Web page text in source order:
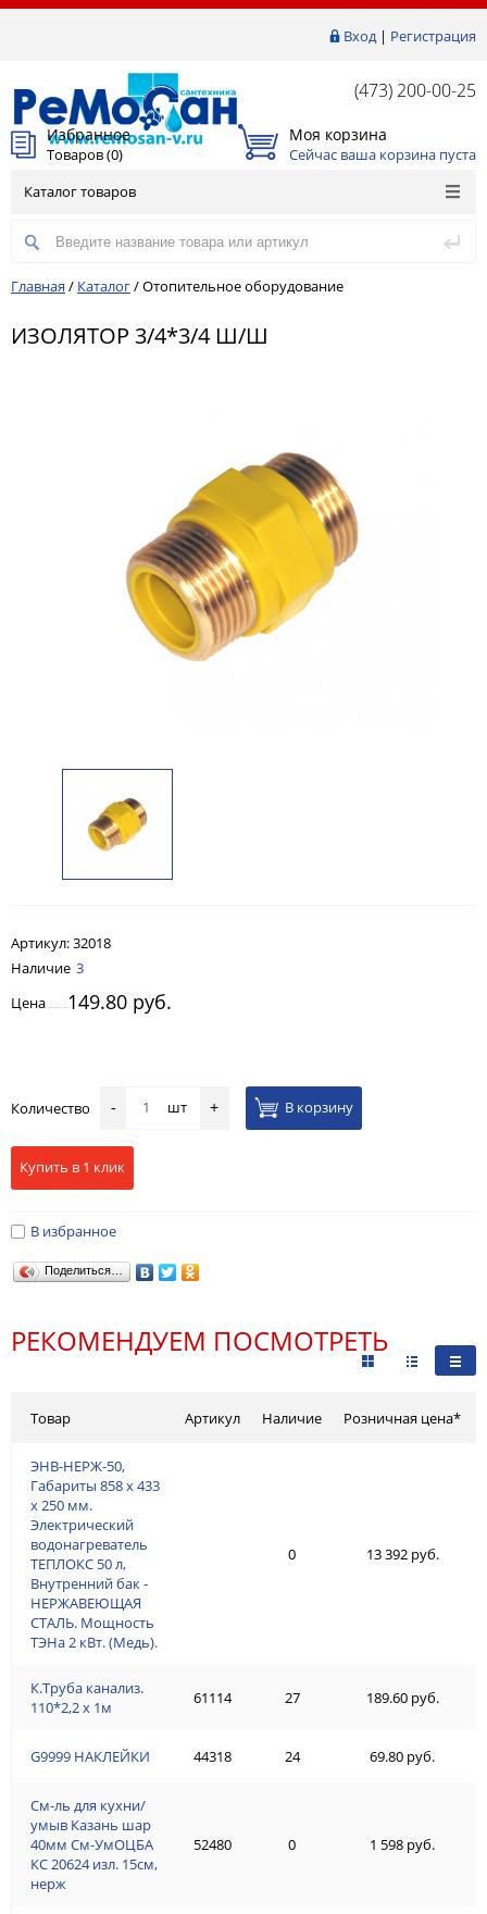
Вход| Регистрация
(473) 200-00-25
Избранное
Товаров (0)
Моя корзина
Сейчас ваша корзина пуста
Каталог товаров
Главная / Каталог/Отопительное оборудование
ИЗОЛЯТОР 3/4*3/4 Ш/Ш
Артикул:32018
Наличие 3
Цена
149.80 руб.
Количество - шт + В корзину
Купить в 1 клик
В избранное
Поделиться…
РЕКОМЕНДУЕМ ПОСМОТРЕТЬ
Товар
ЭНВ-НЕРЖ-50,
Габариты 858 х 433
х 250 мм.
Электрический
водонагреватель
ТЕПЛОКС 50 л,
Внутренний бак -
НЕРЖАВЕЮЩАЯ
СТАЛЬ. Мощность
ТЭНа 2 кВт. (Медь).
К.Труба канализ.
110*2,2 х 1м
G9999 НАКЛЕЙКИ
См-ль для кухни/
умыв Казань шар
40мм См-УмОЦБА
КС 20624 изл. 15см,
нерж
Артикул Наличие Розничная цена*
0 13 392 руб.
61114 27 189.60 руб.
44318 24 69.80 руб.
52480 0 1 598 руб.